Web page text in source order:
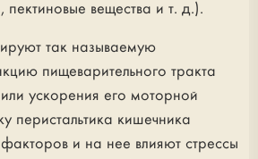
пектиновые вещества и т. д.).
так называемую
пищеварительного тракта
ускорения его моторной
перистальтика кишечника
и на нее влияют стрессы